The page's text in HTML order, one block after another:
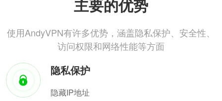
主要的优势
使用AndyVPN有许多优势，涵盖隐私保护、安全性、
访问权限和网络性能等方面
隐私保护
隐藏IP地址